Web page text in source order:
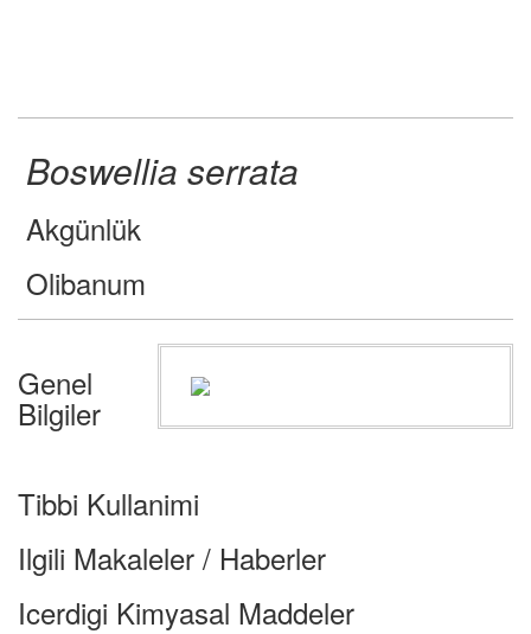
Boswellia serrata
Akgünlük
Olibanum
Genel
Bilgiler
Tibbi Kullanimi
Ilgili Makaleler / Haberler
Icerdigi Kimyasal Maddeler